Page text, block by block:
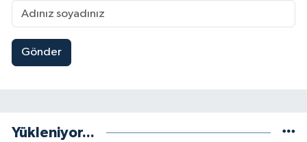
Gönder
Yükleniyor...